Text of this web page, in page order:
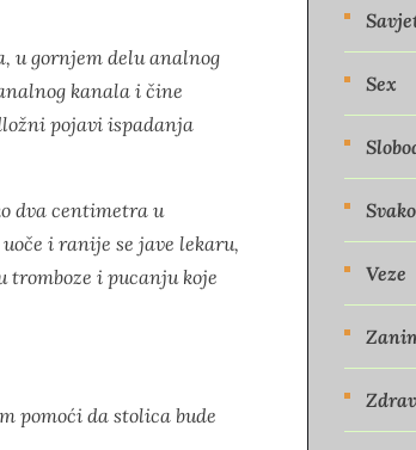
u gornjem delu analnog
kanala i čine
pojavi ispadanja
dva centimetra u
i ranije se jave lekaru,
tromboze i pucanju koje
pomoći da stolica bude
Sex
Veze